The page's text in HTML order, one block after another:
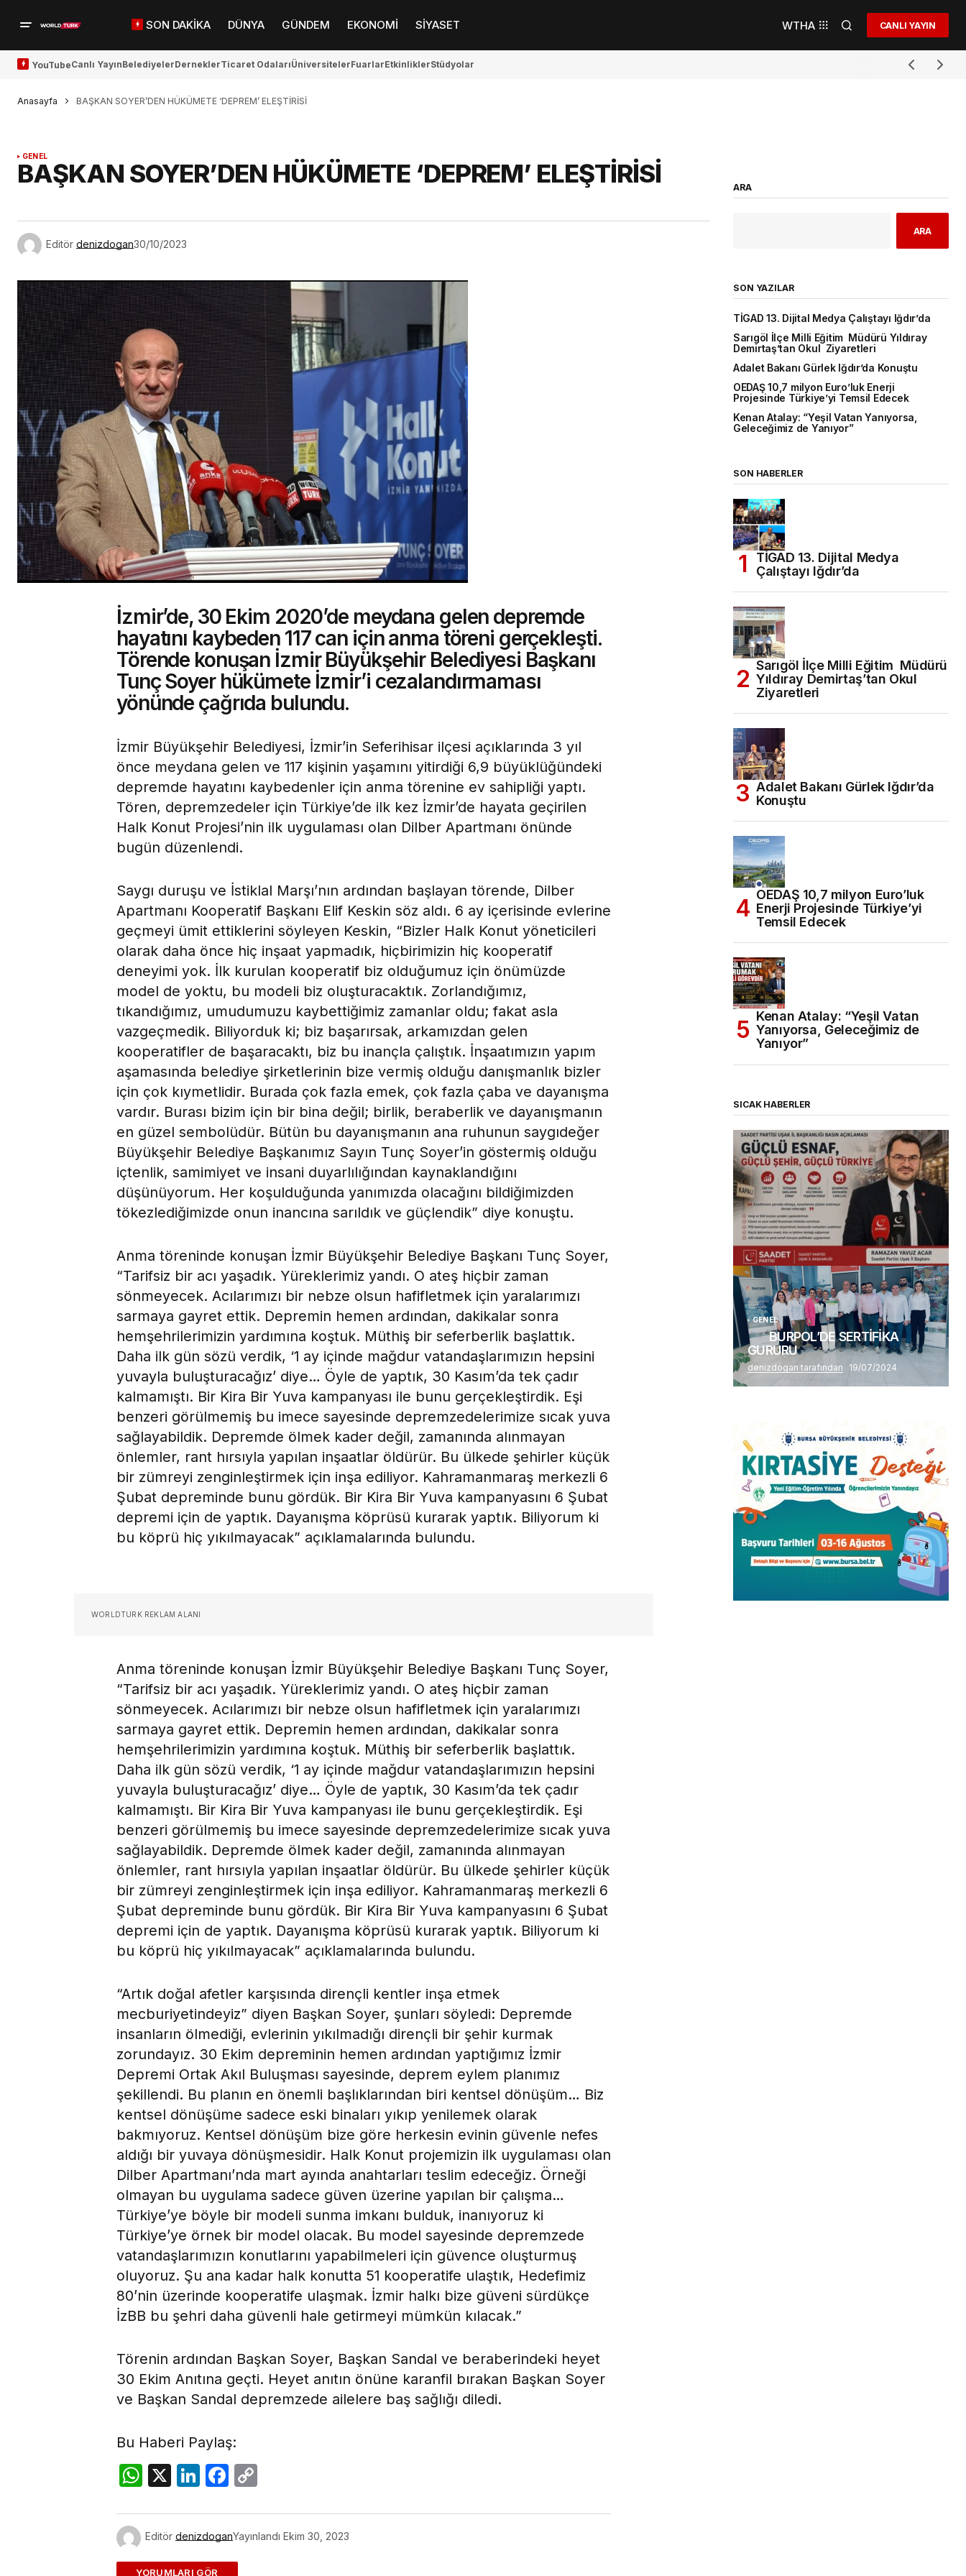
SON DAKİKA DÜNYA GÜNDEM EKONOMİ SİYASET WTHA CANLI YAYIN
YouTubeCanlı YayınBelediyelerDerneklerTicaret OdalarıÜniversitelerFuarlarEtkinliklerStüdyolar
Anasayfa BAŞKAN SOYER’DEN HÜKÜMETE ‘DEPREM’ ELEŞTİRİSİ
GENEL
BAŞKAN SOYER’DEN HÜKÜMETE ‘DEPREM’ ELEŞTİRİSİ
Editör denizdogan30/10/2023
İzmir’de, 30 Ekim 2020’de meydana gelen depremde
hayatını kaybeden 117 can için anma töreni gerçekleşti.
Törende konuşan İzmir Büyükşehir Belediyesi Başkanı
Tunç Soyer hükümete İzmir’i cezalandırmaması
yönünde çağrıda bulundu.
İzmir Büyükşehir Belediyesi, İzmir’in Seferihisar ilçesi açıklarında 3 yıl
önce meydana gelen ve 117 kişinin yaşamını yitirdiği 6,9 büyüklüğündeki
depremde hayatını kaybedenler için anma törenine ev sahipliği yaptı.
Tören, depremzedeler için Türkiye’de ilk kez İzmir’de hayata geçirilen
Halk Konut Projesi’nin ilk uygulaması olan Dilber Apartmanı önünde
bugün düzenlendi.
Saygı duruşu ve İstiklal Marşı’nın ardından başlayan törende, Dilber
Apartmanı Kooperatif Başkanı Elif Keskin söz aldı. 6 ay içerisinde evlerine
geçmeyi ümit ettiklerini söyleyen Keskin, “Bizler Halk Konut yöneticileri
olarak daha önce hiç inşaat yapmadık, hiçbirimizin hiç kooperatif
deneyimi yok. İlk kurulan kooperatif biz olduğumuz için önümüzde
model de yoktu, bu modeli biz oluşturacaktık. Zorlandığımız,
tıkandığımız, umudumuzu kaybettiğimiz zamanlar oldu; fakat asla
vazgeçmedik. Biliyorduk ki; biz başarırsak, arkamızdan gelen
kooperatifler de başaracaktı, biz bu inançla çalıştık. İnşaatımızın yapım
aşamasında belediye şirketlerinin bize vermiş olduğu danışmanlık bizler
için çok kıymetlidir. Burada çok fazla emek, çok fazla çaba ve dayanışma
vardır. Burası bizim için bir bina değil; birlik, beraberlik ve dayanışmanın
en güzel sembolüdür. Bütün bu dayanışmanın ana ruhunun saygıdeğer
Büyükşehir Belediye Başkanımız Sayın Tunç Soyer’in göstermiş olduğu
içtenlik, samimiyet ve insani duyarlılığından kaynaklandığını
düşünüyorum. Her koşulduğunda yanımızda olacağını bildiğimizden
tökezlediğimizde onun inancına sarıldık ve güçlendik” diye konuştu.
Anma töreninde konuşan İzmir Büyükşehir Belediye Başkanı Tunç Soyer,
“Tarifsiz bir acı yaşadık. Yüreklerimiz yandı. O ateş hiçbir zaman
sönmeyecek. Acılarımızı bir nebze olsun hafifletmek için yaralarımızı
sarmaya gayret ettik. Depremin hemen ardından, dakikalar sonra
hemşehrilerimizin yardımına koştuk. Müthiş bir seferberlik başlattık.
Daha ilk gün sözü verdik, ‘1 ay içinde mağdur vatandaşlarımızın hepsini
yuvayla buluşturacağız’ diye… Öyle de yaptık, 30 Kasım’da tek çadır
kalmamıştı. Bir Kira Bir Yuva kampanyası ile bunu gerçekleştirdik. Eşi
benzeri görülmemiş bu imece sayesinde depremzedelerimize sıcak yuva
sağlayabildik. Depremde ölmek kader değil, zamanında alınmayan
önlemler, rant hırsıyla yapılan inşaatlar öldürür. Bu ülkede şehirler küçük
bir zümreyi zenginleştirmek için inşa ediliyor. Kahramanmaraş merkezli 6
Şubat depreminde bunu gördük. Bir Kira Bir Yuva kampanyasını 6 Şubat
depremi için de yaptık. Dayanışma köprüsü kurarak yaptık. Biliyorum ki
bu köprü hiç yıkılmayacak” açıklamalarında bulundu.
WORLDTURK REKLAM ALANI
Anma töreninde konuşan İzmir Büyükşehir Belediye Başkanı Tunç Soyer,
“Tarifsiz bir acı yaşadık. Yüreklerimiz yandı. O ateş hiçbir zaman
sönmeyecek. Acılarımızı bir nebze olsun hafifletmek için yaralarımızı
sarmaya gayret ettik. Depremin hemen ardından, dakikalar sonra
hemşehrilerimizin yardımına koştuk. Müthiş bir seferberlik başlattık.
Daha ilk gün sözü verdik, ‘1 ay içinde mağdur vatandaşlarımızın hepsini
yuvayla buluşturacağız’ diye… Öyle de yaptık, 30 Kasım’da tek çadır
kalmamıştı. Bir Kira Bir Yuva kampanyası ile bunu gerçekleştirdik. Eşi
benzeri görülmemiş bu imece sayesinde depremzedelerimize sıcak yuva
sağlayabildik. Depremde ölmek kader değil, zamanında alınmayan
önlemler, rant hırsıyla yapılan inşaatlar öldürür. Bu ülkede şehirler küçük
bir zümreyi zenginleştirmek için inşa ediliyor. Kahramanmaraş merkezli 6
Şubat depreminde bunu gördük. Bir Kira Bir Yuva kampanyasını 6 Şubat
depremi için de yaptık. Dayanışma köprüsü kurarak yaptık. Biliyorum ki
bu köprü hiç yıkılmayacak” açıklamalarında bulundu.
“Artık doğal afetler karşısında dirençli kentler inşa etmek
mecburiyetindeyiz” diyen Başkan Soyer, şunları söyledi: Depremde
insanların ölmediği, evlerinin yıkılmadığı dirençli bir şehir kurmak
zorundayız. 30 Ekim depreminin hemen ardından yaptığımız İzmir
Depremi Ortak Akıl Buluşması sayesinde, deprem eylem planımız
şekillendi. Bu planın en önemli başlıklarından biri kentsel dönüşüm… Biz
kentsel dönüşüme sadece eski binaları yıkıp yenilemek olarak
bakmıyoruz. Kentsel dönüşüm bize göre herkesin evinin güvenle nefes
aldığı bir yuvaya dönüşmesidir. Halk Konut projemizin ilk uygulaması olan
Dilber Apartmanı’nda mart ayında anahtarları teslim edeceğiz. Örneği
olmayan bu uygulama sadece güven üzerine yapılan bir çalışma…
Türkiye’ye böyle bir modeli sunma imkanı bulduk, inanıyoruz ki
Türkiye’ye örnek bir model olacak. Bu model sayesinde depremzede
vatandaşlarımızın konutlarını yapabilmeleri için güvence oluşturmuş
oluyoruz. Şu ana kadar halk konutta 51 kooperatife ulaştık, Hedefimiz
80’nin üzerinde kooperatife ulaşmak. İzmir halkı bize güveni sürdükçe
İzBB bu şehri daha güvenli hale getirmeyi mümkün kılacak.”
Törenin ardından Başkan Soyer, Başkan Sandal ve beraberindeki heyet
30 Ekim Anıtına geçti. Heyet anıtın önüne karanfil bırakan Başkan Soyer
ve Başkan Sandal depremzede ailelere baş sağlığı diledi.
Bu Haberi Paylaş:
WhatsApp
X LinkedIn
Facebook
Editör denizdoganYayınlandı Ekim 30, 2023
ADD A COMMENT
ARA
ARA
SON YAZILAR
TİGAD 13. Dijital Medya Çalıştayı Iğdır’da
Sarıgöl İlçe Milli Eğitim Müdürü Yıldıray
Demirtaş’tan Okul Ziyaretleri
Adalet Bakanı Gürlek Iğdır’da Konuştu
OEDAŞ 10,7 milyon Euro’luk Enerji
Projesinde Türkiye’yi Temsil Edecek
Kenan Atalay: “Yeşil Vatan Yanıyorsa,
Geleceğimiz de Yanıyor”
SON HABERLER
TİGAD 13. Dijital Medya
Çalıştayı Iğdır’da
Sarıgöl İlçe Milli Eğitim Müdürü
Yıldıray Demirtaş’tan Okul
Ziyaretleri
Adalet Bakanı Gürlek Iğdır’da
Konuştu
OEDAŞ 10,7 milyon Euro’luk
Enerji Projesinde Türkiye’yi
Temsil Edecek
Kenan Atalay: “Yeşil Vatan
Yanıyorsa, Geleceğimiz de
Yanıyor”
SICAK HABERLER
(başlıksız)
Alaattin Karahan tarafından 14/07/2026
GENEL
BURPOL’DE SERTİFİKA
GURURU
denizdogan tarafından 19/07/2024